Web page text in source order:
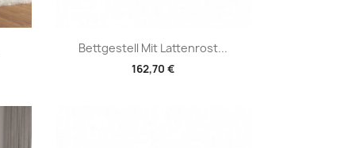
Bettgestell Mit Lattenrost...
162,70 €
Vorschau